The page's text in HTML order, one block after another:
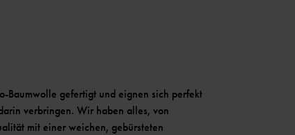
Baumwolle gefertigt und eignen sich perfekt
verbringen. Wir haben alles, von
mit einer weichen, gebürsteten